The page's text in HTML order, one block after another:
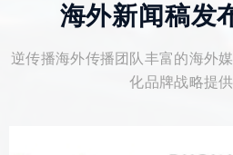
海外新闻稿发
逆传播海外传播团队丰富的海外
化品牌战略提供